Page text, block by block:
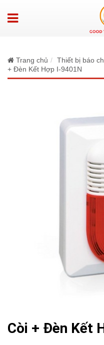
Trang chủ Thiết bị báo
+ Đèn Kết Hợp I-9401N
Còi + Đèn Kết